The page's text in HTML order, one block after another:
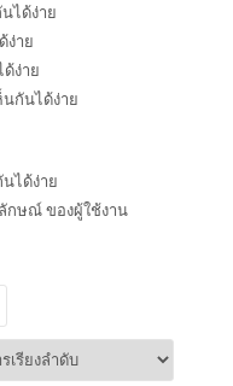
ได้ง่าย
ง่าย
ง่าย
นกันได้ง่าย
ได้ง่าย
กษณ์ ของผู้ใช้งาน